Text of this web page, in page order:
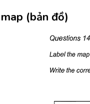
(bản đồ)